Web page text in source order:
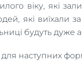
віку, які
які виїхали
будуть дуже
наступних